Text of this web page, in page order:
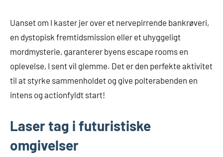
Uanset om I kaster jer over et nervepirrende bankrøveri,
en dystopisk fremtidsmission eller et uhyggeligt
mordmysterie, garanterer byens escape rooms en
oplevelse, I sent vil glemme. Det er den perfekte aktivitet
til at styrke sammenholdet og give polterabenden en
intens og actionfyldt start!
Laser tag i futuristiske
omgivelser